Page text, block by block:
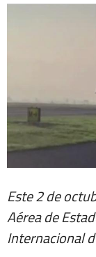
Este 2 de
Aérea de
Internacional